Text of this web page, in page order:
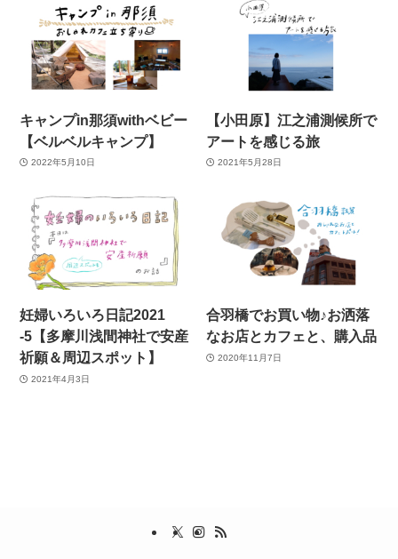
キャンプin那須withベビー
【ベルベルキャンプ】
2022年5月10日
【小田原】江之浦測候所で
アートを感じる旅
2021年5月28日
妊婦いろいろ日記2021
-5【多摩川浅間神社で安産
祈願＆周辺スポット】
2021年4月3日
合羽橋でお買い物♪お洒落
なお店とカフェと、購入品
2020年11月7日